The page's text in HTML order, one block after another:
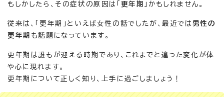
もしかしたら、その症状の原因は「 更年期 」かもしれません。
従来は、「更年期」といえば女性の話でしたが、最近では 男性の
更年期 も話題になっています。
更年期は誰もが迎える時期であり、これまでと違った変化が体
や心に現れます。
更年期について正しく知り、上手に過ごしましょう！